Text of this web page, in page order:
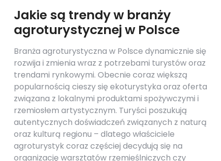
Jakie są trendy w branży
agroturystycznej w Polsce
Branża agroturystyczna w Polsce dynamicznie się
rozwija i zmienia wraz z potrzebami turystów oraz
trendami rynkowymi. Obecnie coraz większą
popularnością cieszy się ekoturystyka oraz oferta
związana z lokalnymi produktami spożywczymi i
rzemiosłem artystycznym. Turyści poszukują
autentycznych doświadczeń związanych z naturą
oraz kulturą regionu – dlatego właściciele
agroturystyk coraz częściej decydują się na
organizację warsztatów rzemieślniczych czy